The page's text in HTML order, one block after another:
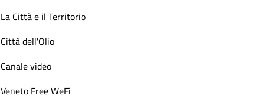
La Città e il Territorio
Città dell'Olio
Canale video
Veneto Free WeFi